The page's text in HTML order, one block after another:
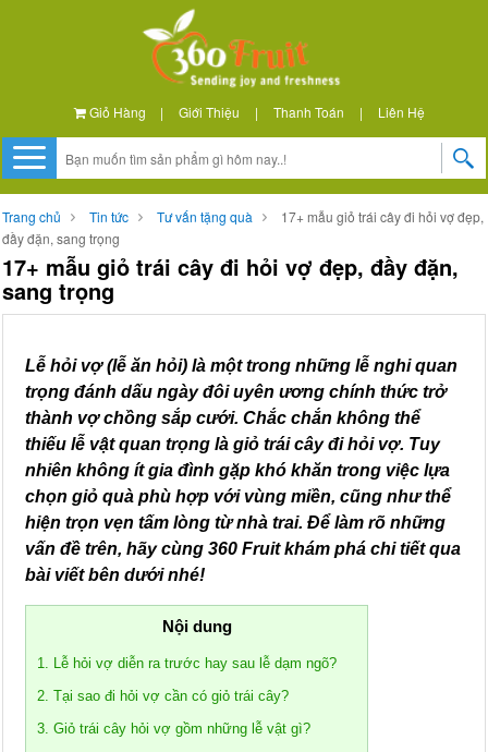
Giỏ Hàng | Giới Thiệu | Thanh Toán | Liên Hệ
Trang chủ Tin tức Tư vấn tặng quà
17+ mẫu giỏ trái cây đi hỏi vợ đẹp,
đầy đặn, sang trọng
17+ mẫu giỏ trái cây đi hỏi vợ đẹp, đầy đặn,
sang trọng
Lễ hỏi vợ (lễ ăn hỏi) là một trong những lễ nghi quan
trọng đánh dấu ngày đôi uyên ương chính thức trở
thành vợ chồng sắp cưới. Chắc chắn không thể
thiếu lễ vật quan trọng là giỏ trái cây đi hỏi vợ. Tuy
nhiên không ít gia đình gặp khó khăn trong việc lựa
chọn giỏ quà phù hợp với vùng miền, cũng như thể
hiện trọn vẹn tấm lòng từ nhà trai. Để làm rõ những
vấn đề trên, hãy cùng 360 Fruit khám phá chi tiết qua
bài viết bên dưới nhé!
Nội dung
1. Lễ hỏi vợ diễn ra trước hay sau lễ dạm ngõ?
2. Tại sao đi hỏi vợ cần có giỏ trái cây?
3. Giỏ trái cây hỏi vợ gồm những lễ vật gì?